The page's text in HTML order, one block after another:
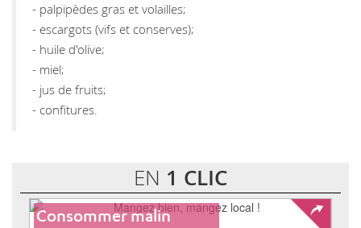
- palpipèdes gras et volailles;
- escargots (vifs et conserves);
- huile d'olive;
- miel;
- jus de fruits;
- confitures.
EN 1 CLIC
Consommer malin